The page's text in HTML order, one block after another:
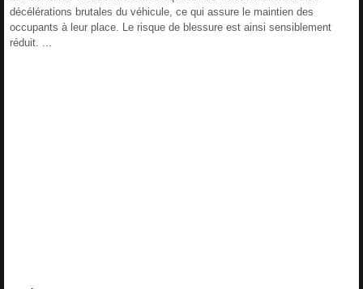
décélérations brutales du véhicule, ce qui assure le maintien des
occupants à leur place. Le risque de blessure est ainsi sensiblement
réduit. ...